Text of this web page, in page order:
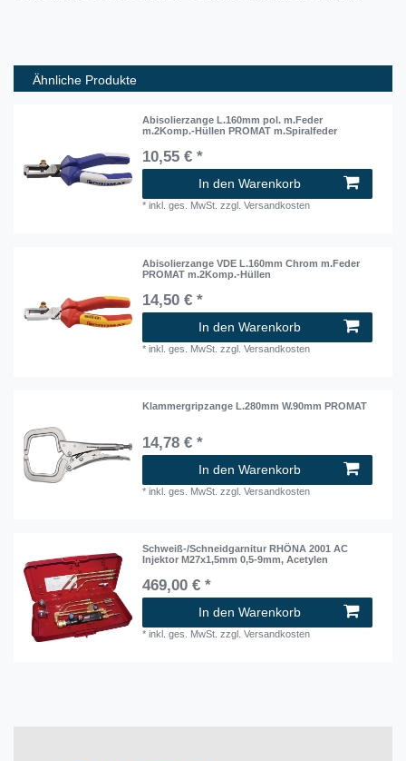
Ähnliche Produkte
Abisolierzange L.160mm pol. m.Feder
m.2Komp.-Hüllen PROMAT m.Spiralfeder
10,55 € *
In den Warenkorb
*inkl. ges. MwSt. zzgl.Versandkosten
Abisolierzange VDE L.160mm Chrom m.Feder
PROMAT m.2Komp.-Hüllen
14,50 € *
In den Warenkorb
*inkl. ges. MwSt. zzgl.Versandkosten
Klammergripzange L.280mm W.90mm PROMAT
14,78 € *
In den Warenkorb
*inkl. ges. MwSt. zzgl.Versandkosten
Schweiß-/Schneidgarnitur RHÖNA 2001 AC
Injektor M27x1,5mm 0,5-9mm, Acetylen
469,00 € *
In den Warenkorb
*inkl. ges. MwSt. zzgl.Versandkosten